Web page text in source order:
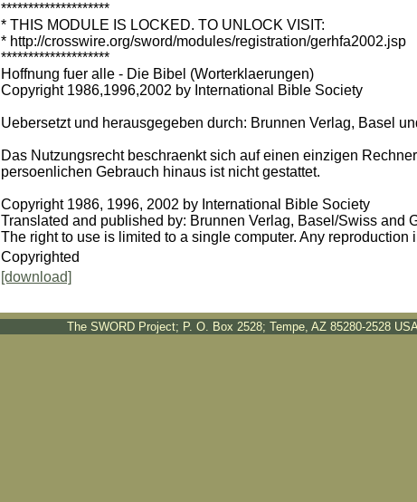
********************
* THIS MODULE IS LOCKED. TO UNLOCK VISIT:
* http://crosswire.org/sword/modules/registration/gerhfa2002.jsp
********************
Hoffnung fuer alle - Die Bibel (Worterklaerungen)
Copyright 1986,1996,2002 by International Bible Society
Uebersetzt und herausgegeben durch: Brunnen Verlag, Basel
Das Nutzungsrecht beschraenkt sich auf einen einzigen
persoenlichen Gebrauch hinaus ist nicht gestattet.
Copyright 1986, 1996, 2002 by International Bible Society
Translated and published by: Brunnen Verlag, Basel/Swiss and
The right to use is limited to a single computer. Any
Copyrighted
[download]
The SWORD Project; P. O. Box 2528; Tempe, AZ 85280-2528